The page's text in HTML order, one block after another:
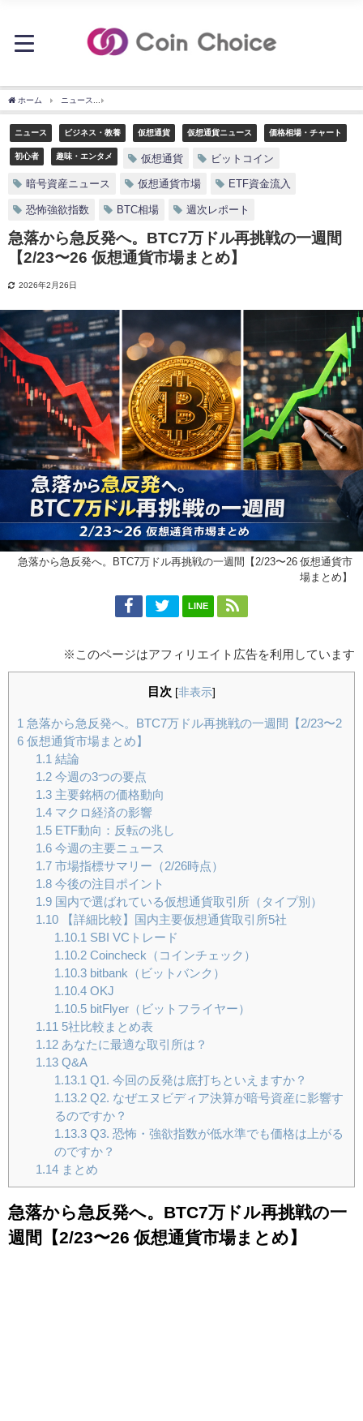
ホーム ニュース
ニュース ビジネス・教養 仮想通貨 仮想通貨ニュース 価格相場・チャート
初心者 趣味・エンタメ 仮想通貨 ビットコイン
暗号資産ニュース 仮想通貨市場 ETF資金流入
恐怖強欲指数 BTC相場 週次レポート
急落から急反発へ。BTC7万ドル再挑戦の一週間
【2/23〜26 仮想通貨市場まとめ】
2026年2月26日
急落から急反発へ。BTC7万ドル再挑戦の一週間【2/23〜26 仮想通貨市
場まとめ】
LINE
※このページはアフィリエイト広告を利用しています
目次 [非表示]
1 急落から急反発へ。BTC7万ドル再挑戦の一週間【2/23〜2
6 仮想通貨市場まとめ】
1.1 結論
1.2今週の3つの要点
1.3主要銘柄の価格動向
1.4マクロ経済の影響
1.5ETF動向：反転の兆し
1.6今週の主要ニュース
1.7市場指標サマリー（2/26時点）
1.8今後の注目ポイント
1.9国内で選ばれている仮想通貨取引所（タイプ別）
1.10【詳細比較】国内主要仮想通貨取引所5社
1.10.1 SBI VCトレード
1.10.2Coincheck（コインチェック）
1.10.3bitbank（ビットバンク）
1.10.4OKJ
1.10.5bitFlyer（ビットフライヤー）
1.11 5社比較まとめ表
1.12あなたに最適な取引所は？
1.13Q&A
1.13.1 Q1. 今回の反発は底打ちといえますか？
1.13.2Q2. なぜエヌビディア決算が暗号資産に影響す
るのですか？
1.13.3Q3. 恐怖・強欲指数が低水準でも価格は上がる
のですか？
1.14まとめ
急落から急反発へ。BTC7万ドル再挑戦の一
週間【2/23〜26 仮想通貨市場まとめ】